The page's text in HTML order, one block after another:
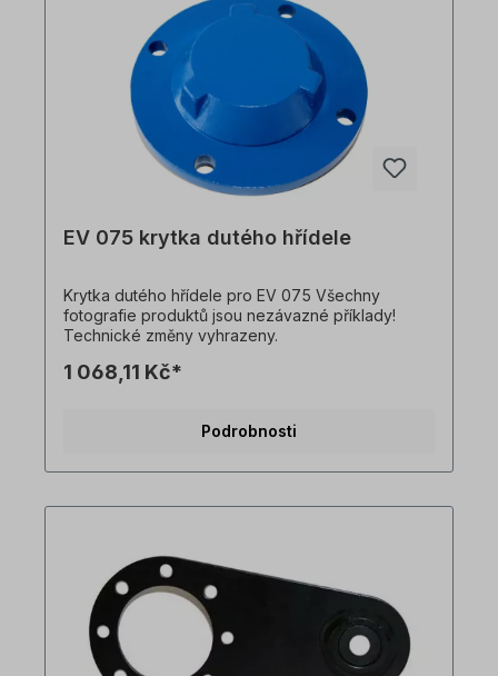
EV 075 krytka dutého hřídele
Krytka dutého hřídele pro EV 075 Všechny
fotografie produktů jsou nezávazné příklady!
Technické změny vyhrazeny.
1 068,11 Kč*
Podrobnosti